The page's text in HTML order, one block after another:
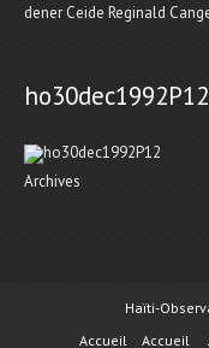
dener Ceide Reginald
ho30dec1992P12
Archives
Haïti-
Accueil
Accueil